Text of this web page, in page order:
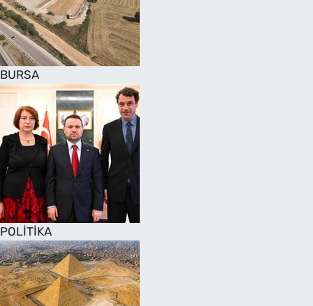
BURSA
POLİTİKA
SAĞLIK
TV REHBERİ